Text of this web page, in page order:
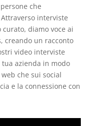
che
interviste
diamo voce ai
creando un racconto
video interviste
azienda in modo
che sui social
e la connessione con